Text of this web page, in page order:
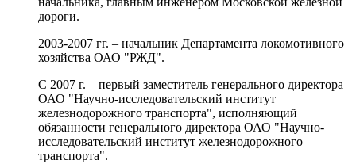
дороги.
2003-2007 гг. – начальник Департамента локомотивного
хозяйства ОАО "РЖД".
C 2007 г. – первый заместитель генерального директора
ОАО "Научно-исследовательский институт
железнодорожного транспорта", исполняющий
обязанности генерального директора ОАО "Научно-
исследовательский институт железнодорожного
транспорта".